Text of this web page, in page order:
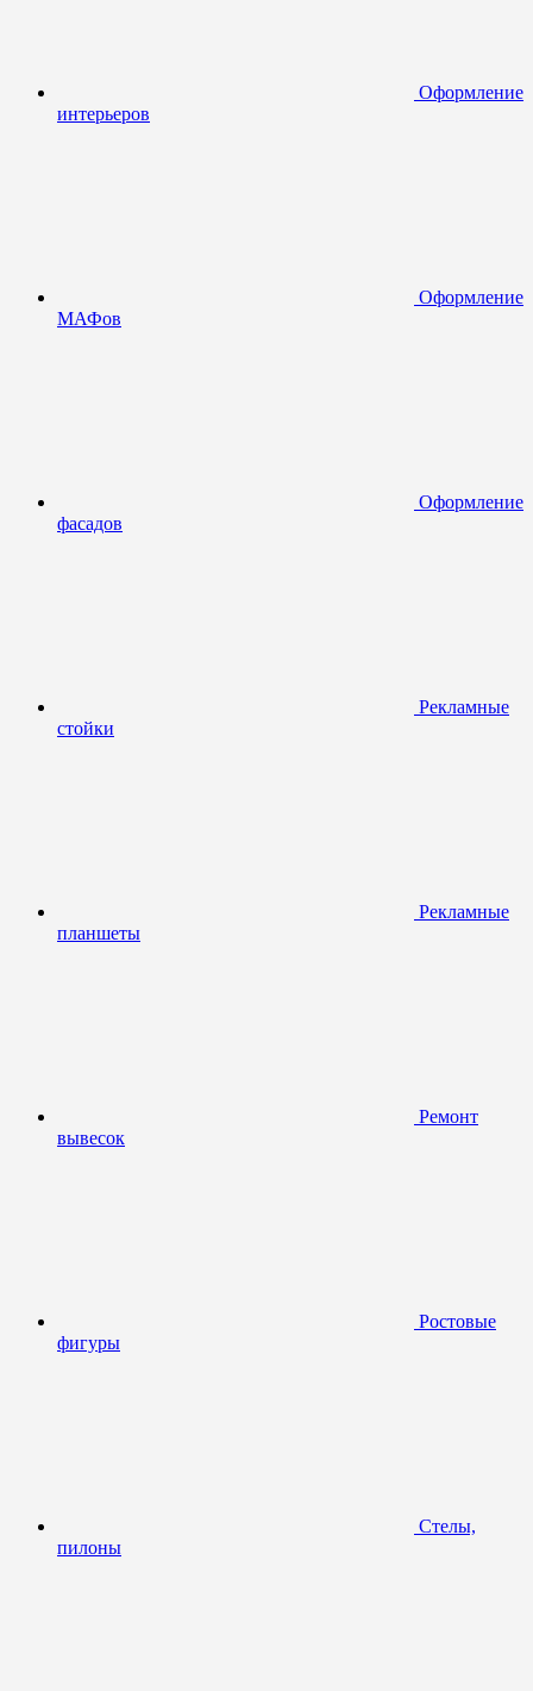
Оформление
интерьеров
Оформление
МАФов
Оформление
фасадов
Рекламные
стойки
Рекламные
планшеты
Ремонт
вывесок
Ростовые
фигуры
Стелы,
пилоны